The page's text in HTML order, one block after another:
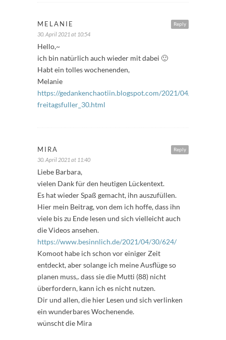
Reply
MELANIE
30. April 2021 at 10:54
Hello,~
ich bin natürlich auch wieder mit dabei 🙂
Habt ein tolles wochenenden,
Melanie
https://gedankenchaotiin.blogspot.com/2021/04/
freitagsfuller_30.html
Reply
MIRA
30. April 2021 at 11:40
Liebe Barbara,
vielen Dank für den heutigen Lückentext.
Es hat wieder Spaß gemacht, ihn auszufüllen.
Hier mein Beitrag, von dem ich hoffe, dass ihn
viele bis zu Ende lesen und sich vielleicht auch
die Videos ansehen.
https://www.besinnlich.de/2021/04/30/624/
Komoot habe ich schon vor einiger Zeit
entdeckt, aber solange ich meine Ausflüge so
planen muss,. dass sie die Mutti (88) nicht
überfordern, kann ich es nicht nutzen.
Dir und allen, die hier Lesen und sich verlinken
ein wunderbares Wochenende.
wünscht die Mira